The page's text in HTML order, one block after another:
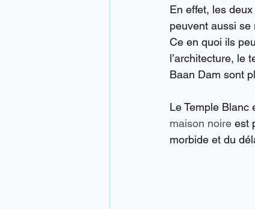
En effet, les
peuvent aussi
Ce en quoi ils
l’architecture, le
Baan Dam sont
Le Temple Blanc
maison noire est
morbide et du